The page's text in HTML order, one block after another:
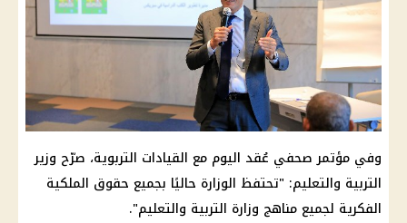
وفي مؤتمر صحفي عُقد اليوم مع القيادات التربوية، صرّح وزير
التربية والتعليم: "تحتفظ الوزارة حاليًا بجميع حقوق الملكية
الفكرية لجميع مناهج وزارة التربية والتعليم".